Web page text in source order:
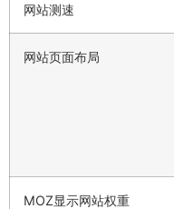
网站测速
网站页面布局
MOZ显示网站权重